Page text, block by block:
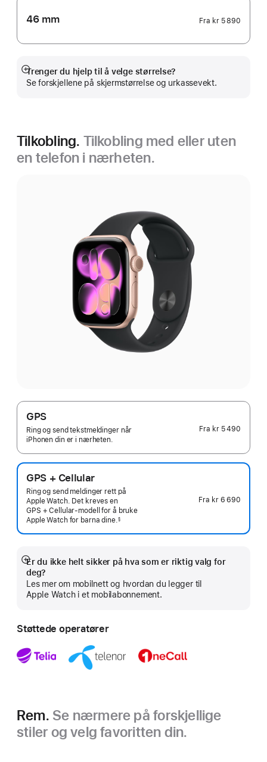
46 mm Fra kr 5 890
Trenger du hjelp til å velge størrelse?
Se forskjellene på skjermstørrelse og urkassevekt.
Mer
Tilkobling. Tilkobling med eller uten
en telefon i nærheten.
GPS
Ring og send tekstmeldinger når
iPhonen din er i nærheten.
Fra kr 5 490
GPS + Cellular
Ring og send meldinger rett på
Apple Watch. Det kreves en
GPS + Cellular-modell for å bruke
Apple Watch for barnadine.§
Fra kr 6 690
Er du ikke helt sikker på hva som er riktig valg for
deg?
Les mer om mobilnett og hvordan du legger til
Apple Watch i et mobilabonnement.
Mer
Støttede operatører
Rem. Se nærmere på forskjellige
stiler og velg favoritten din.